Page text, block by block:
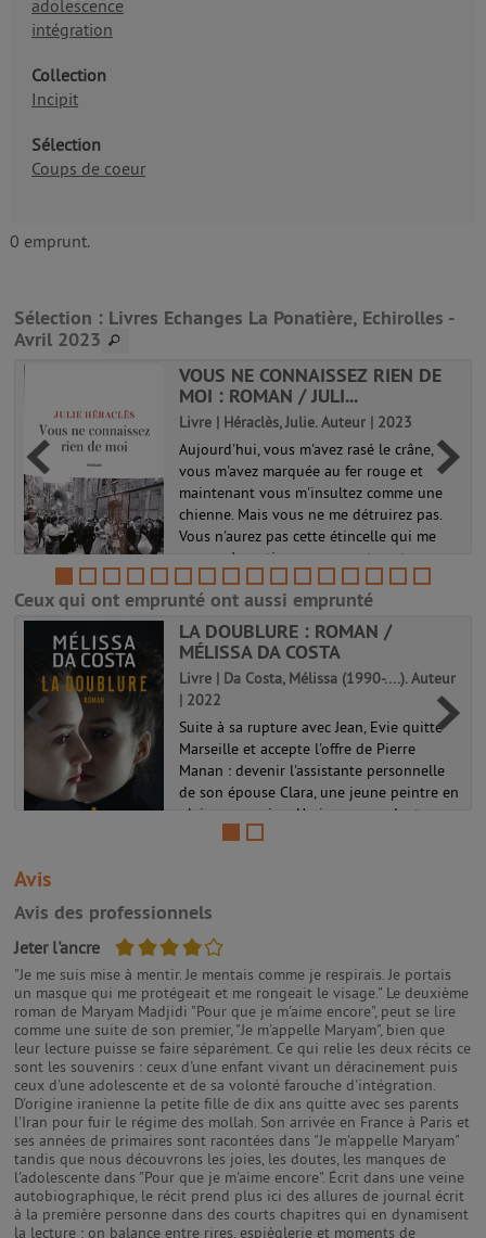
adolescence
intégration
Collection
Incipit
Sélection
Coups de coeur
0 emprunt.
Sélection : Livres Echanges La Ponatière, Echirolles -
Avril 2023
VOUS NE CONNAISSEZ RIEN DE
MOI : ROMAN / JULI...
Livre | Héraclès, Julie. Auteur | 2023
Aujourd'hui, vous m'avez rasé le crâne,
vous m'avez marquée au fer rouge et
maintenant vous m'insultez comme une
chienne. Mais vous ne me détruirez pas.
Vous n'aurez pas cette étincelle qui me
pousse à continuer, envers et contre ...
Ceux qui ont emprunté ont aussi emprunté
LA DOUBLURE : ROMAN /
MÉLISSA DA COSTA
Livre | Da Costa, Mélissa (1990-....). Auteur
| 2022
Suite à sa rupture avec Jean, Evie quitte
Marseille et accepte l'offre de Pierre
Manan : devenir l'assistante personnelle
de son épouse Clara, une jeune peintre en
pleine ascension. Un jour cependant,
Pierre lui demande de devenir...
Avis
Avis des professionnels
Jeter l'ancre 4/5
"Je me suis mise à mentir. Je mentais comme je respirais. Je portais
un masque qui me protégeait et me rongeait le visage." Le deuxième
roman de Maryam Madjidi "Pour que je m'aime encore", peut se lire
comme une suite de son premier, "Je m'appelle Maryam", bien que
leur lecture puisse se faire séparément. Ce qui relie les deux récits ce
sont les souvenirs : ceux d'une enfant vivant un déracinement puis
ceux d'une adolescente et de sa volonté farouche d'intégration.
D'origine iranienne la petite fille de dix ans quitte avec ses parents
l'Iran pour fuir le régime des mollah. Son arrivée en France à Paris et
ses années de primaires sont racontées dans "Je m'appelle Maryam"
tandis que nous découvrons les joies, les doutes, les manques de
l'adolescente dans "Pour que je m'aime encore". Écrit dans une veine
autobiographique, le récit prend plus ici des allures de journal écrit
à la première personne dans des courts chapitres qui en dynamisent
la lecture : on balance entre rires, espièglerie et moments de